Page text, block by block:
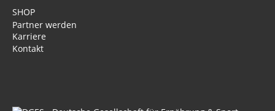
SHOP
Partner werden
Karriere
Kontakt